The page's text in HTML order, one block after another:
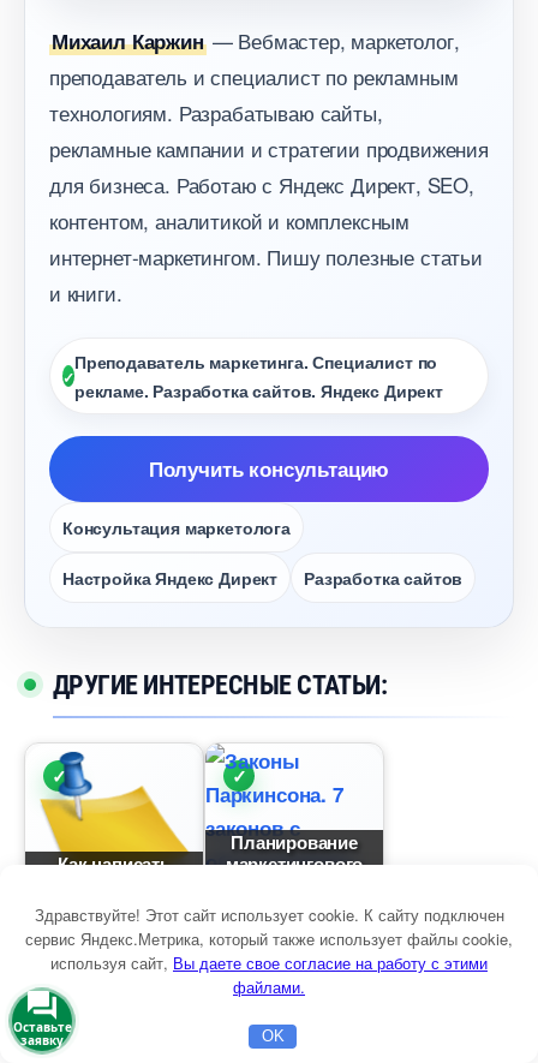
Михаил Каржин— Вебмастер, маркетолог,
преподаватель и специалист по рекламным
технологиям. Разрабатываю сайты,
рекламные кампании и стратегии продвижения
для бизнеса. Работаю с Яндекс Директ, SEO,
контентом, аналитикой и комплексным
интернет-маркетингом. Пишу полезные статьи
и книги.
Преподаватель маркетинга. Специалист по
рекламе. Разработка сайтов. Яндекс Директ
Получить консультацию
Консультация маркетолога
Настройка Яндекс Директ Разработка сайто
ДРУГИЕ ИНТЕРЕСНЫЕ СТАТЬИ:
Как написать
описание товара
Планирование
маркетингового
лучших
Кейс: Подписчики
Telegram-канал
Как рассказать о
преимуществах
Здравствуйте! Этот сайт использует cookie. К сайту подключен
сервис Яндекс.Метрика, который также использует файлы cookie,
используя сайт, ы даете свое согласие на работу с этими
файлами.
OK
Оставьте
заявку